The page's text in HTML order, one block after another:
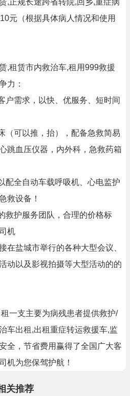
,正规长途跨省转院,回乡,重症病
元（根据具体病人情况和使用
,租赁市内救治车,租用999救援
力：
户需求，以快、优服务、短时间
（可以推，抬），配备急救简易
跳血压仪器，内外科，急救药箱
配全自动车载呼吸机、心电监护
救设备！
救护服务团队，合理的价格标
机
在盐城市举行的各种大型会议、
动以及影视拍摄等大型活动的的
一支主要为病残患者提供救护/
车出租,出租重症转运救援车,监
全，节省费用赢得了全国广大客
机为您保驾护航！
关推荐